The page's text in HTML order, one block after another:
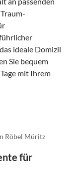
ideale Domizil
Sie bequem
mit Ihrem
Röbel Müritz
für